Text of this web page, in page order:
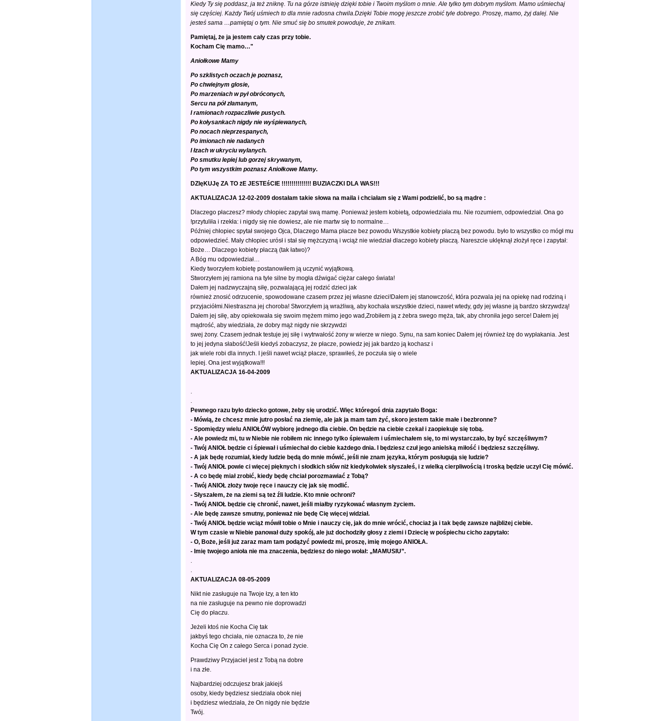
Kiedy Ty się poddasz, ja też zniknę. Tu na górze istnieję dzięki tobie i Twoim myślom o mnie. Ale tylko tym dobrym myślom. Mamo uśmiechaj
się częściej. Każdy Twój uśmiech to dla mnie radosna chwila.Dzięki Tobie mogę jeszcze zrobić tyle dobrego. Proszę, mamo, żyj dalej. Nie
jesteś sama …pamiętaj o tym. Nie smuć się bo smutek powoduje, że znikam.
Pamiętaj, że ja jestem cały czas przy tobie.
Kocham Cię mamo…"
Aniołkowe Mamy
Po szklistych oczach je poznasz,
Po chwiejnym glosie,
Po marzeniach w pył obróconych,
Sercu na pół złamanym,
I ramionach rozpaczliwie pustych.
Po kołysankach nigdy nie wyśpiewanych,
Po nocach nieprzespanych,
Po imionach nie nadanych
I łzach w ukryciu wylanych.
Po smutku lepiej lub gorzej skrywanym,
Po tym wszystkim poznasz Aniołkowe Mamy.
DZIęKUJę ZA TO żE JESTEśCIE !!!!!!!!!!!!!!! BUZIACZKI DLA WAS!!!
AKTUALIZACJA 12-02-2009 dostałam takie słowa na maila i chciałam się z Wami podzielić, bo są mądre :
Dlaczego płaczesz? młody chłopiec zapytał swą mamę. Ponieważ jestem kobietą, odpowiedziała mu. Nie rozumiem, odpowiedział. Ona go
!przytuliła i rzekła: i nigdy się nie dowiesz, ale nie martw się to normalne…
Później chłopiec spytał swojego Ojca, Dlaczego Mama płacze bez powodu Wszystkie kobiety płaczą bez powodu. było to wszystko co mógł mu
odpowiedzieć. Mały chłopiec urósł i stał się mężczyzną i wciąż nie wiedział dlaczego kobiety płaczą. Nareszcie uklęknął złożył ręce i zapytał:
Boże… Dlaczego kobiety płaczą (tak łatwo)?
A Bóg mu odpowiedział…
Kiedy tworzyłem kobietę postanowiłem ją uczynić wyjątkową.
Stworzyłem jej ramiona na tyle silne by mogła dźwigać ciężar całego świata!
Dałem jej nadzwyczajną siłę, pozwalającą jej rodzić dzieci jak
również znosić odrzucenie, spowodowane czasem przez jej własne dzieci!Dałem jej stanowczość, która pozwala jej na opiekę nad rodziną i
przyjaciółmi.Niestraszna jej choroba! Stworzyłem ją wrażliwą, aby kochała wszystkie dzieci, nawet wtedy, gdy jej własne ją bardzo skrzywdzą!
Dałem jej siłę, aby opiekowała się swoim mężem mimo jego wad,Zrobiłem ją z żebra swego męża, tak, aby chroniła jego serce! Dałem jej
mądrość, aby wiedziała, że dobry mąż nigdy nie skrzywdzi
swej żony. Czasem jednak testuje jej siłę i wytrwałość żony w wierze w niego. Synu, na sam koniec Dałem jej również łzę do wypłakania. Jest
to jej jedyna słabość!Jeśli kiedyś zobaczysz, że płacze, powiedz jej jak bardzo ją kochasz i
jak wiele robi dla innych. I jeśli nawet wciąż płacze, sprawiłeś, że poczuła się o wiele
lepiej. Ona jest wyjątkowa!!!
AKTUALIZACJA 16-04-2009
.
.
Pewnego razu było dziecko gotowe, żeby się urodzić. Więc któregoś dnia zapytało Boga:
- Mówią, że chcesz mnie jutro posłać na ziemię, ale jak ja mam tam żyć, skoro jestem takie małe i bezbronne?
- Spomiędzy wielu ANIOŁÓW wybiorę jednego dla ciebie. On będzie na ciebie czekał i zaopiekuje się tobą.
- Ale powiedz mi, tu w Niebie nie robiłem nic innego tylko śpiewałem i uśmiechałem się, to mi wystarczało, by być szczęśliwym?
- Twój ANIOŁ będzie ci śpiewał i uśmiechał do ciebie każdego dnia. I będziesz czuł jego anielską miłość i będziesz szczęśliwy.
- A jak będę rozumiał, kiedy ludzie będą do mnie mówić, jeśli nie znam języka, którym posługują się ludzie?
- Twój ANIOŁ powie ci więcej pięknych i słodkich słów niż kiedykolwiek słyszałeś, i z wielką cierpliwością i troską będzie uczył Cię mówić.
- A co będę miał zrobić, kiedy będę chciał porozmawiać z Tobą?
- Twój ANIOŁ złoży twoje ręce i nauczy cię jak się modlić.
- Słyszałem, że na ziemi są też źli ludzie. Kto mnie ochroni?
- Twój ANIOŁ będzie cię chronić, nawet, jeśli miałby ryzykować własnym życiem.
- Ale będę zawsze smutny, ponieważ nie będę Cię więcej widział.
- Twój ANIOŁ będzie wciąż mówił tobie o Mnie i nauczy cię, jak do mnie wrócić, chociaż ja i tak będę zawsze najbliżej ciebie.
W tym czasie w Niebie panował duży spokój, ale już dochodziły głosy z ziemi i Dziecię w pośpiechu cicho zapytało:
- O, Boże, jeśli już zaraz mam tam podążyć powiedz mi, proszę, imię mojego ANIOŁA.
- Imię twojego anioła nie ma znaczenia, będziesz do niego wołał: „MAMUSIU”.
.
.
AKTUALIZACJA 08-05-2009
Nikt nie zasługuje na Twoje łzy, a ten kto
na nie zasługuje na pewno nie doprowadzi
Cię do płaczu.
Jeżeli ktoś nie Kocha Cię tak
jakbyś tego chciała, nie oznacza to, że nie
Kocha Cię On z całego Serca i ponad życie.
Prawdziwy Przyjaciel jest z Tobą na dobre
i na złe.
Najbardziej odczujesz brak jakiejś
osoby, kiedy będziesz siedziała obok niej
i będziesz wiedziała, że On nigdy nie będzie
Twój.